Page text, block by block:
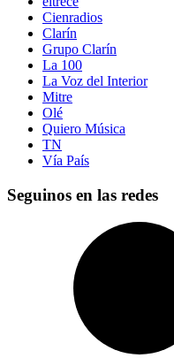
Cienradios
Clarín
Grupo Clarín
La 100
La Voz del Interior
Mitre
Olé
Quiero Música
TN
Vía País
Seguinos en las redes